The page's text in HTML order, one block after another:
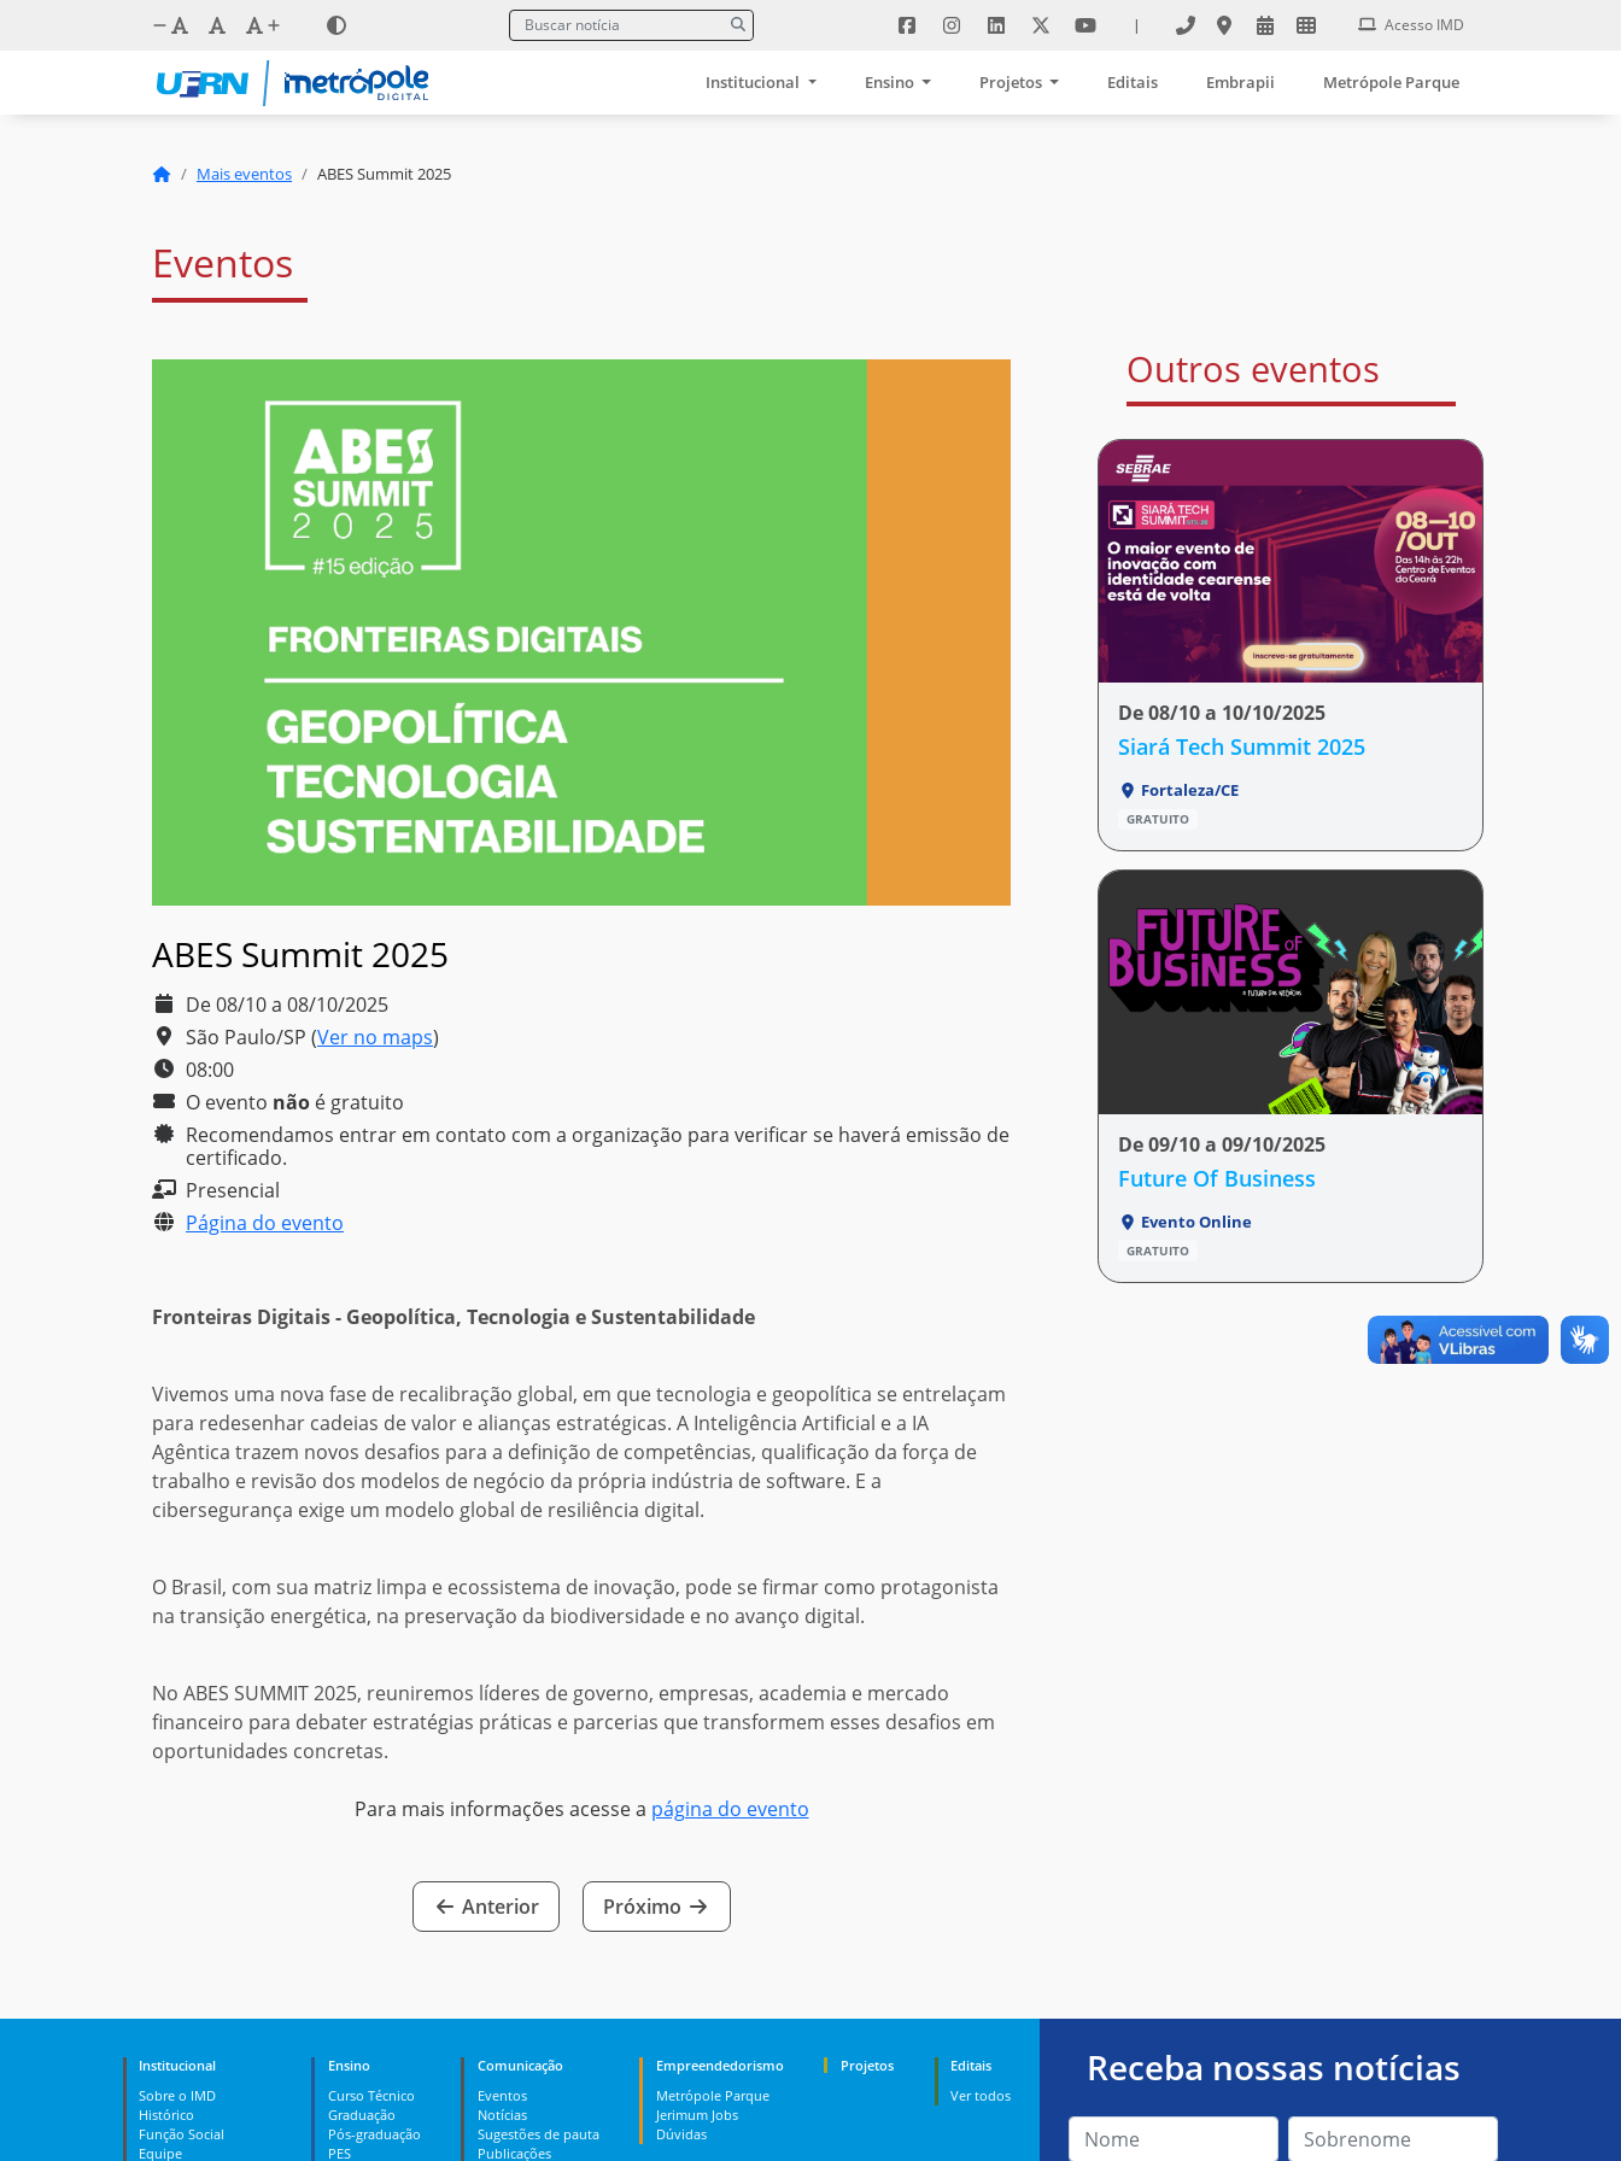
| Acesso IMD
Institucional Ensino Projetos Editais Embrapii Metrópole Parque
Mais eventos ABES Summit 2025
Eventos
ABES Summit 2025
De 08/10 a 08/10/2025
São Paulo/SP (Ver no maps)
08:00
O evento não é gratuito
Recomendamos entrar em contato com a organização para verificar se haverá emissão de
certificado.
Presencial
Página do evento
Fronteiras Digitais - Geopolítica, Tecnologia e Sustentabilidade
Vivemos uma nova fase de recalibração global, em que tecnologia e geopolítica se entrelaçam
para redesenhar cadeias de valor e alianças estratégicas. A Inteligência Artificial e a IA
Agêntica trazem novos desafios para a definição de competências, qualificação da força de
trabalho e revisão dos modelos de negócio da própria indústria de software. E a
cibersegurança exige um modelo global de resiliência digital.
O Brasil, com sua matriz limpa e ecossistema de inovação, pode se firmar como protagonista
na transição energética, na preservação da biodiversidade e no avanço digital.
No ABES SUMMIT 2025, reuniremos líderes de governo, empresas, academia e mercado
financeiro para debater estratégias práticas e parcerias que transformem esses desafios em
oportunidades concretas.
Para mais informações acesse a página do evento
Anterior Próximo
Outros eventos
De 08/10 a 10/10/2025
Siará Tech Summit 2025
Fortaleza/CE
GRATUITO
De 09/10 a 09/10/2025
Future Of Business
Evento Online
GRATUITO
Institucional
Sobre o IMD
Histórico
Função Social
Equipe
Ensino
Curso Técnico
Graduação
Pós-graduação
PES
Comunicação
Eventos
Notícias
Sugestões de pauta
Publicações
Empreendedorismo
Metrópole Parque
Jerimum Jobs
Dúvidas
Projetos
Editais
Ver todos
Receba nossas notícias